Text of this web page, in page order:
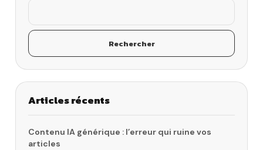
Rechercher
Articles récents
Contenu IA générique : l’erreur qui ruine vos
articles